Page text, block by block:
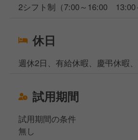
2シフト制（7:00～16:00 13:00
休日
週休2日、有給休暇、慶弔休暇
試用期間
試用期間の条件
無し